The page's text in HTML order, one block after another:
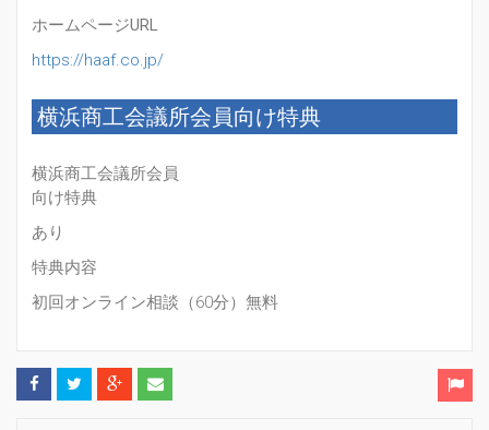
ホームページURL
https://haaf.co.jp/
横浜商工会議所会員向け特典
横浜商工会議所会員
向け特典
あり
特典内容
初回オンライン相談（60分）無料